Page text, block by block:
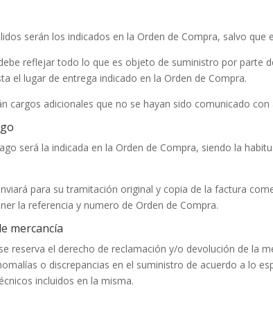
serán los indicados en la Orden de Compra, salvo
reflejar todo lo que es objeto de suministro por parte
el lugar de entrega indicado en la Orden de Compra.
cargos adicionales que no se hayan sido comunicado
será la indicada en la Orden de Compra, siendo la
para su tramitación original y copia de la factura
la referencia y numero de Orden de Compra.
mercancía
reserva el derecho de reclamación y/o devolución de la
o discrepancias en el suministro de acuerdo a lo
incluidos en la misma.